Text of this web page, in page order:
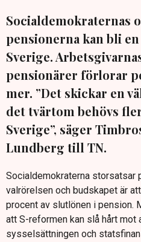
Socialdemokraternas
pensionerna kan bli
Sverige.
pensionärer förlorar
mer. ”Det skickar en
det tvärtom behövs
Sverige”, säger
Lundberg till TN.
Socialdemokraterna storsatsar
valrörelsen och budskapet är
procent av slutlönen i pension.
att S-reformen kan slå hårt mot
sysselsättningen och